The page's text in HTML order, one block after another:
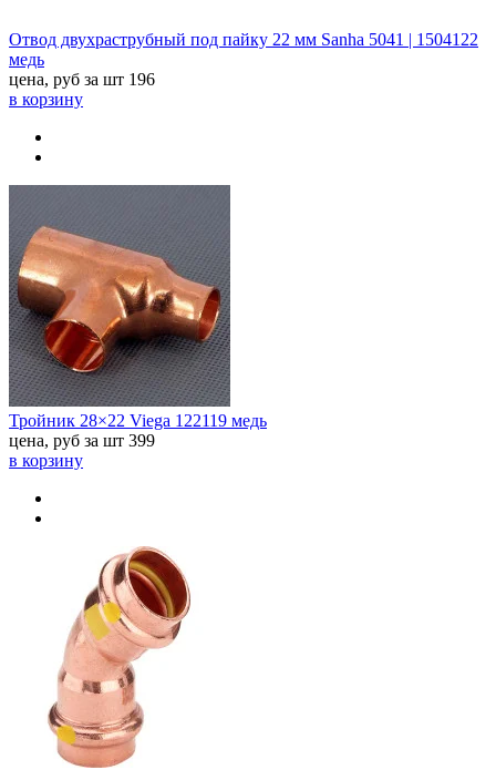
Отвод двухраструбный под пайку 22 мм Sanha 5041 | 1504122
медь
цена, руб за шт 196
в корзину
Тройник 28×22 Viega 122119 медь
цена, руб за шт 399
в корзину